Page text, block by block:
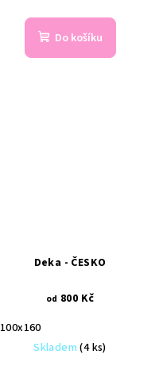
Do košíku
Deka - ČESKO
od 800 Kč
100x160
Skladem(4 ks)